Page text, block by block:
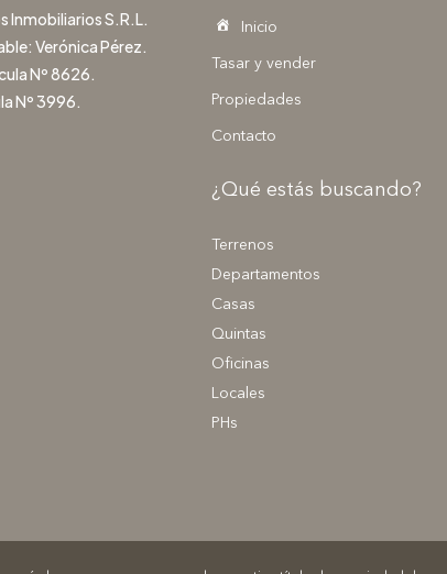
Inmobiliarios S.R.L.
Verónica Pérez.
Nº 8626.
Nº 3996.
Inicio
Tasar y vender
Propiedades
Contacto
¿Qué estás buscando?
Terrenos
Departamentos
Casas
Quintas
Oficinas
Locales
PHs